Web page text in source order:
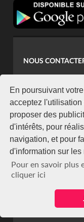
En poursuivant
acceptez
proposer des
d'intérêts, pour
navigation, et pour
d'information sur
Pour en savoir plus
cliquer ici
NOUS
+225 07 08
NEWSLETTER
Restez connecté via
S'abonner
Se désabonner